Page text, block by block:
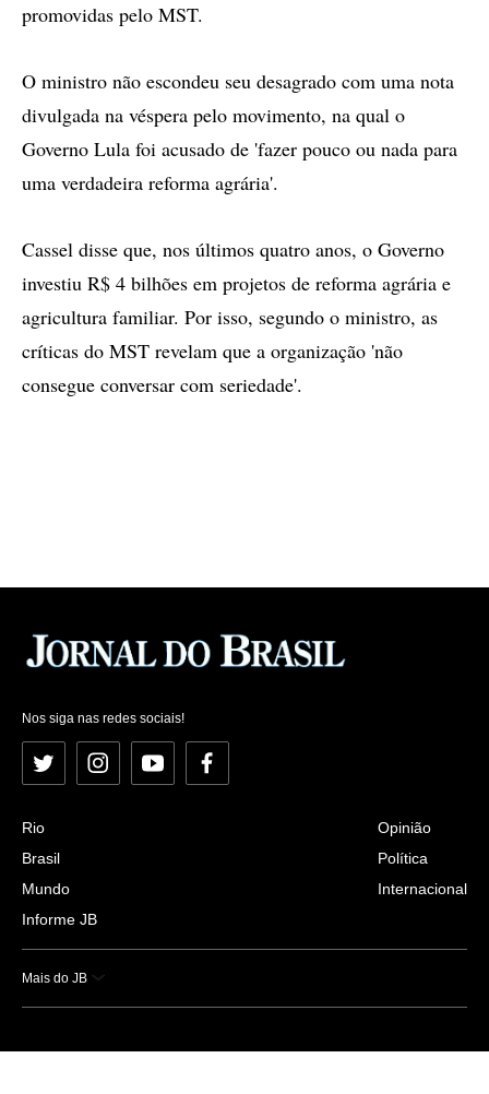
promovidas pelo MST.
O ministro não escondeu seu desagrado com uma nota
divulgada na véspera pelo movimento, na qual o
Governo Lula foi acusado de 'fazer pouco ou nada para
uma verdadeira reforma agrária'.
Cassel disse que, nos últimos quatro anos, o Governo
investiu R$ 4 bilhões em projetos de reforma agrária e
agricultura familiar. Por isso, segundo o ministro, as
críticas do MST revelam que a organização 'não
consegue conversar com seriedade'.
Nos siga nas redes sociais!
Twitter InstagramYouTubeFacebook
Rio
Brasil
Mundo
Informe JB
Opinião
Política
Internacional
Mais do JB
Esportes